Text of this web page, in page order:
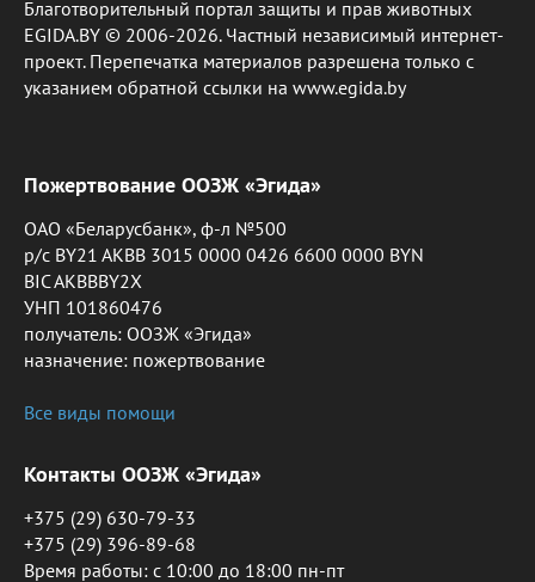
Благотворительный портал защиты и прав животных
EGIDA.BY © 2006-2026. Частный независимый интернет-
проект. Перепечатка материалов разрешена только с
указанием обратной ссылки на www.egida.by
Пожертвование ООЗЖ «Эгида»
ОАО «Беларусбанк», ф-л №500
р/с BY21 AKBB 3015 0000 0426 6600 0000 BYN
BIC AKBBBY2X
УНП 101860476
получатель: ООЗЖ «Эгида»
назначение: пожертвование
Все виды помощи
Контакты ООЗЖ «Эгида»
+375 (29) 630-79-33
+375 (29) 396-89-68
Время работы: c 10:00 до 18:00 пн-пт